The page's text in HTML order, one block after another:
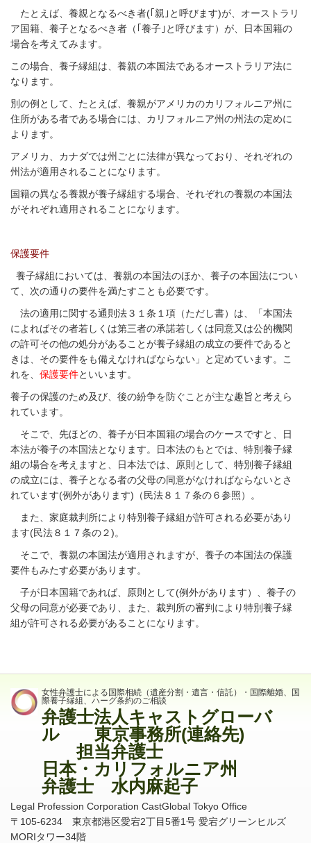
たとえば、養親となるべき者( ｢親｣と呼びます)が、オーストラリ
ア国籍、養子となるべき者（｢養子｣と呼びます）が、日本国籍の
場合を考えてみます。
この場合、養子縁組は、養親の本国法であるオーストラリア法に
なります。
別の例として、たとえば、養親がアメリカのカリフォルニア州に
住所がある者である場合には、カリフォルニア州の州法の定めに
よります。
アメリカ、カナダでは州ごとに法律が異なっており、それぞれの
州法が適用されることになります。
国籍の異なる養親が養子縁組する場合、それぞれの養親の本国法
がそれぞれ適用されることになります。
保護要件
養子縁組においては、養親の本国法のほか、養子の本国法につい
て、次の通りの要件を満たすことも必要です。
法の適用に関する通則法３１条１項（ただし書）は、「本国法
によればその者若しくは第三者の承諾若しくは同意又は公的機関
の許可その他の処分があることが養子縁組の成立の要件であると
きは、その要件をも備えなければならない」と定めています。こ
れを、 保護要件といいます。
養子の保護のため及び、後の紛争を防ぐことが主な趣旨と考えら
れています。
そこで、先ほどの、養子が日本国籍の場合のケースですと、日
本法が養子の本国法となります。日本法のもとでは、特別養子縁
組の場合を考えますと、日本法では、原則として、特別養子縁組
の成立には、養子となる者の父母の同意がなければならないとさ
れています(例外があります) （民法８１７条の６参照）。
また、家庭裁判所により特別養子縁組が許可される必要があり
ます(民法８１７条の２)。
そこで、養親の本国法が適用されますが、養子の本国法の保護
要件もみたす必要があります。
子が日本国籍であれば、原則として(例外があります）、養子の
父母の同意が必要であり、また、裁判所の審判により特別養子縁
組が許可される必要があることになります。
女性弁護士による国際相続（遺産分割・遺言・信託）・国際離婚、国
際養子縁組、ハーグ条約のご相談
弁護士法人キャストグローバ
ル 東京事務所(連絡先)
担当弁護士
日本・カリフォルニア州
弁護士 水内麻起子
Legal Profession Corporation CastGlobal Tokyo Office
〒 105-6234 東京都港区愛宕2丁目5番1号 愛宕グリーンヒルズ
MORIタワー34階